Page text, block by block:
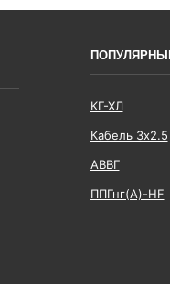
КГ-ХЛ
Кабель 3x2.5
АВВГ
ППГнг(А)-HF